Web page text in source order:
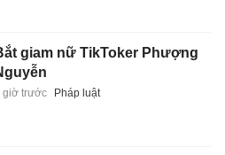
giam nữ TikToker Phượng
giờ trước Pháp luật